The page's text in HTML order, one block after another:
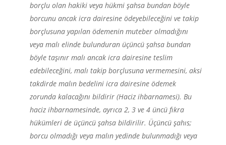
borçlu olan hakiki veya hükmi şahsa bundan böyle
borcunu ancak icra dairesine ödeyebileceğini ve takip
borçlusuna yapılan ödemenin muteber olmadığını
veya malı elinde bulunduran üçüncü şahsa bundan
böyle taşınır malı ancak icra dairesine teslim
edebileceğini, malı takip borçlusuna vermemesini, aksi
takdirde malın bedelini icra dairesine ödemek
zorunda kalacağını bildirir (Haciz ihbarnamesi). Bu
haciz ihbarnamesinde, ayrıca 2, 3 ve 4 üncü fıkra
hükümleri de üçüncü şahsa bildirilir. Üçüncü şahıs;
borcu olmadığı veya malın yedinde bulunmadığı veya